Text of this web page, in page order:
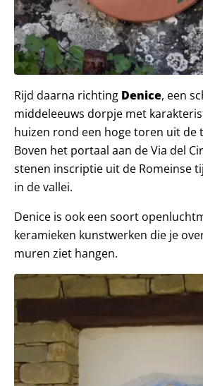
Rijd daarna richting Denice, een
middeleeuws dorpje met
huizen rond een hoge toren uit de
Boven het portaal aan de Via del
stenen inscriptie uit de Romeinse
in de vallei.
Denice is ook een soort
keramieken kunstwerken die je
muren ziet hangen.